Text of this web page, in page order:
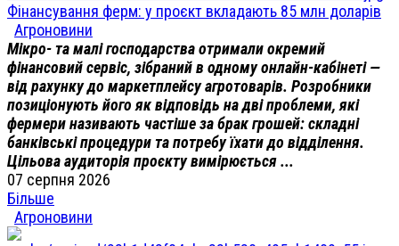
Фінансування ферм: у проєкт вкладають 85 млн доларів
Агроновини
Мікро- та малі господарства отримали окремий
фінансовий сервіс, зібраний в одному онлайн-кабінеті —
від рахунку до маркетплейсу агротоварів. Розробники
позиціонують його як відповідь на дві проблеми, які
фермери називають частіше за брак грошей: складні
банківські процедури та потребу їхати до відділення.
Цільова аудиторія проєкту вимірюється ...
07 серпня 2026
Більше
Агроновини